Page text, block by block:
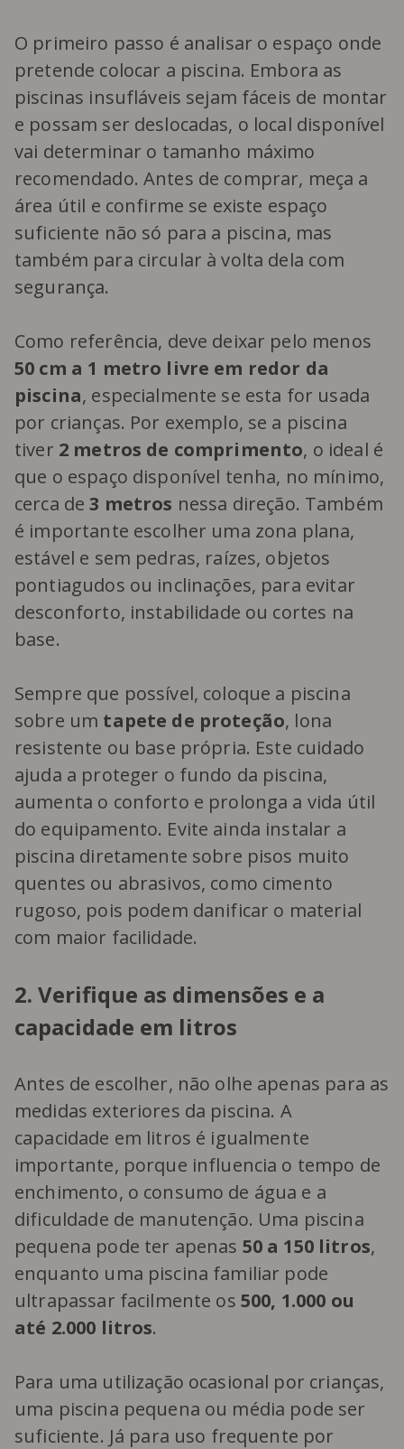
O primeiro passo é analisar o espaço onde
pretende colocar a piscina. Embora as
piscinas insufláveis sejam fáceis de montar
e possam ser deslocadas, o local disponível
vai determinar o tamanho máximo
recomendado. Antes de comprar, meça a
área útil e confirme se existe espaço
suficiente não só para a piscina, mas
também para circular à volta dela com
segurança.
Como referência, deve deixar pelo menos
50 cm a 1 metro livre em redor da
piscina, especialmente se esta for usada
por crianças. Por exemplo, se a piscina
tiver 2 metros de comprimento, o ideal é
que o espaço disponível tenha, no mínimo,
cerca de3 metros nessa direção. Também
é importante escolher uma zona plana,
estável e sem pedras, raízes, objetos
pontiagudos ou inclinações, para evitar
desconforto, instabilidade ou cortes na
base.
Sempre que possível, coloque a piscina
sobre um tapete de proteção, lona
resistente ou base própria. Este cuidado
ajuda a proteger o fundo da piscina,
aumenta o conforto e prolonga a vida útil
do equipamento. Evite ainda instalar a
piscina diretamente sobre pisos muito
quentes ou abrasivos, como cimento
rugoso, pois podem danificar o material
com maior facilidade.
2. Verifique as dimensões e a
capacidade em litros
Antes de escolher, não olhe apenas para as
medidas exteriores da piscina. A
capacidade em litros é igualmente
importante, porque influencia o tempo de
enchimento, o consumo de água e a
dificuldade de manutenção. Uma piscina
pequena pode ter apenas 50 a 150 litros,
enquanto uma piscina familiar pode
ultrapassar facilmente os 500, 1.000 ou
até 2.000 litros.
Para uma utilização ocasional por crianças,
uma piscina pequena ou média pode ser
suficiente. Já para uso frequente por